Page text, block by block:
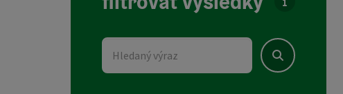
Hledaný výraz
Hledat